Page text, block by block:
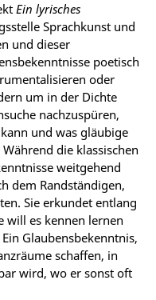
Ein lyrisches
Sprachkunst und
und dieser
poetisch
oder
um in der Dichte
nachzuspüren,
und was gläubige
die klassischen
weitgehend
dem Randständigen,
Sie erkundet entlang
will es kennen lernen
Glaubensbekenntnis,
schaffen, in
wird, wo er sonst oft